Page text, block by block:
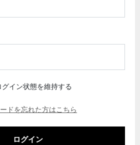
グイン状態を維持する
ドを忘れた方はこちら
ログイン